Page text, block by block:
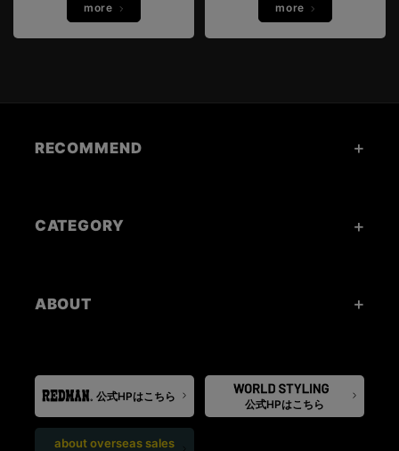
more more
RECOMMEND
CATEGORY
ABOUT
公式HPはこちら
公式HPはこちら
about overseas sales